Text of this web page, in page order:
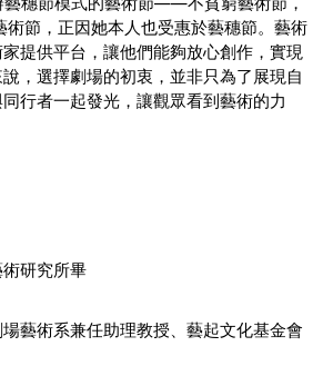
術節，正因她本人也受惠於藝穗節。藝術
提供平台，讓他們能夠放心創作，實現
，選擇劇場的初衷，並非只為了展現自
行者一起發光，讓觀眾看到藝術的力
研究所畢
藝術系兼任助理教授、藝起文化基金會